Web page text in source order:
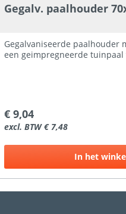
Gegalv. paalhouder
Gegalvaniseerde paalhouder
een geimpregneerde tuinpaal
€ 9,04
excl. BTW € 7,48
In het